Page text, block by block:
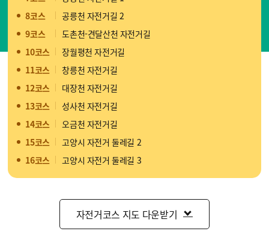
8코스
공릉천 자전거길 2
9코스
도촌천-견달산천 자전거길
10코스
장월평천 자전거길
11코스
창릉천 자전거길
12코스
대장천 자전거길
13코스
성사천 자전거길
14코스
오금천 자전거길
15코스
고양시 자전거 둘레길 2
16코스
고양시 자전거 둘레길 3
자전거코스 지도 다운받기